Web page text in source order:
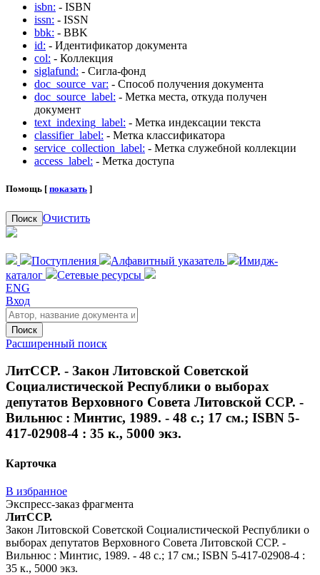
isbn: - ISBN
issn: - ISSN
bbk: - BBK
id: - Идентификатор документа
col: - Коллекция
siglafund: - Сигла-фонд
doc_source_var: - Способ получения документа
doc_source_label: - Метка места, откуда получен
документ
text_indexing_label: - Метка индексации текста
classifier_label: - Метка классификатора
service_collection_label: - Метка служебной коллекции
access_label: - Метка доступа
Помощь [ показать ]
Поиск Очистить
Поступления Алфавитный указатель
Имидж-
каталог
Сетевые ресурсы
ENG
Вход
Поиск
Расширенный поиск
ЛитССР. - Закон Литовской Советской
Социалистической Республики о выборах
депутатов Верховного Совета Литовской ССР. -
Вильнюс : Минтис, 1989. - 48 с.; 17 см.; ISBN 5-
417-02908-4 : 35 к., 5000 экз.
Карточка
В избранное
Экспресс-заказ фрагмента
ЛитССР.
Закон Литовской Советской Социалистической Республики о
выборах депутатов Верховного Совета Литовской ССР. -
Вильнюс : Минтис, 1989. - 48 с.; 17 см.; ISBN 5-417-02908-4 :
35 к., 5000 экз.